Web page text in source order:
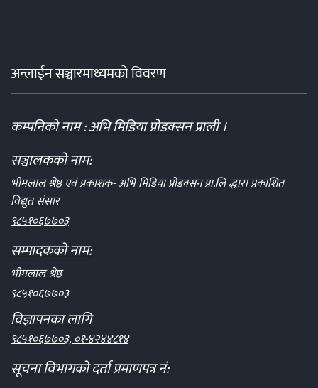
अन्लाईन सञ्चारमाध्यमको विवरण
कम्पनिको नाम : अभि मिडिया प्रोडक्सन प्राली ।
सञ्चालकको नाम:
भीमलाल श्रेष्ठ एवं प्रकाशक- अभि मिडिया प्रोडक्सन प्रा.लि द्धारा प्रकाशित
विद्युत संसार
९८५१०६७७०३
सम्पादकको नाम:
भीमलाल श्रेष्ठ
९८५१०६७७०३
विज्ञापनका लागि
९८५१०६७७०३, ०१-४२४४८१४
सूचना विभागको दर्ता प्रमाणपत्र नं: